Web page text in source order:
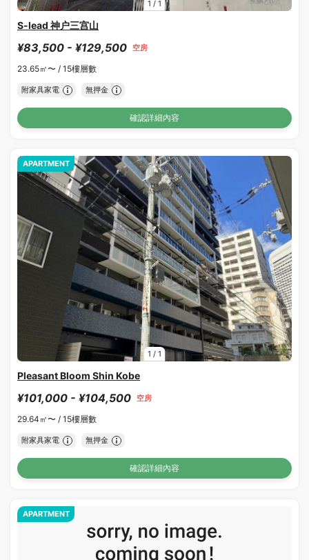
1 / 1
S-lead 神户三宫山
¥83,500 - ¥129,500 空房
23.65㎡〜 / 15樓層數
附家具家電 無押金
確認詳細內容
1 / 1
APARTMENT
Pleasant Bloom Shin Kobe
¥101,000 - ¥104,500 空房
29.64㎡〜 / 15樓層數
附家具家電 無押金
確認詳細內容
APARTMENT